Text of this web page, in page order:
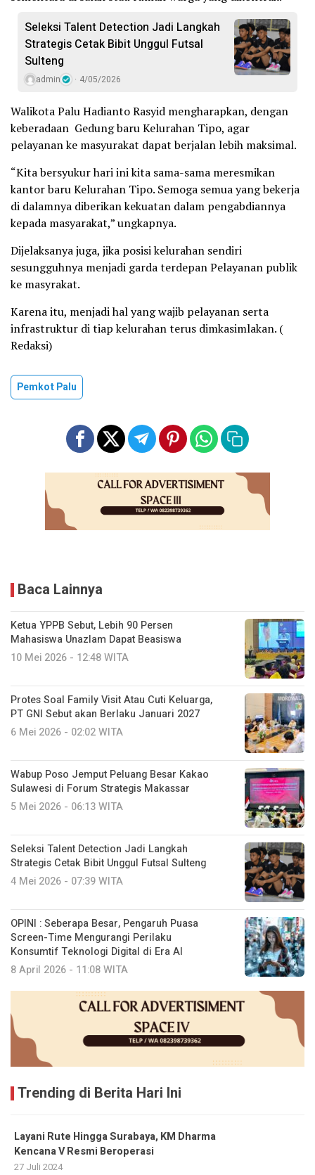
Seleksi Talent Detection Jadi Langkah
Strategis Cetak Bibit Unggul Futsal
Sulteng
admin 4/05/2026
Walikota Palu Hadianto Rasyid mengharapkan, dengan
keberadaan Gedung baru Kelurahan Tipo, agar
pelayanan ke masyurakat dapat berjalan lebih maksimal.
“Kita bersyukur hari ini kita sama-sama meresmikan
kantor baru Kelurahan Tipo. Semoga semua yang bekerja
di dalamnya diberikan kekuatan dalam pengabdiannya
kepada masyarakat,” ungkapnya.
Dijelaksanya juga, jika posisi kelurahan sendiri
sesungguhnya menjadi garda terdepan Pelayanan publik
ke masyrakat.
Karena itu, menjadi hal yang wajib pelayanan serta
infrastruktur di tiap kelurahan terus dimkasimlakan. (
Redaksi)
Pemkot Palu
Baca Lainnya
Ketua YPPB Sebut, Lebih 90 Persen
Mahasiswa Unazlam Dapat Beasiswa
10 Mei 2026 - 12:48 WITA
Protes Soal Family Visit Atau Cuti Keluarga,
PT GNI Sebut akan Berlaku Januari 2027
6 Mei 2026 - 02:02 WITA
Wabup Poso Jemput Peluang Besar Kakao
Sulawesi di Forum Strategis Makassar
5 Mei 2026 - 06:13 WITA
Seleksi Talent Detection Jadi Langkah
Strategis Cetak Bibit Unggul Futsal Sulteng
4 Mei 2026 - 07:39 WITA
OPINI : Seberapa Besar, Pengaruh Puasa
Screen-Time Mengurangi Perilaku
Konsumtif Teknologi Digital di Era AI
8 April 2026 - 11:08 WITA
Trending di Berita Hari Ini
Layani Rute Hingga Surabaya, KM Dharma
Kencana V Resmi Beroperasi
27 Juli 2024